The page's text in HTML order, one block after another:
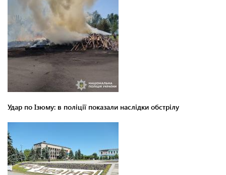
Удар по Ізюму: в поліції показали наслідки обстрілу